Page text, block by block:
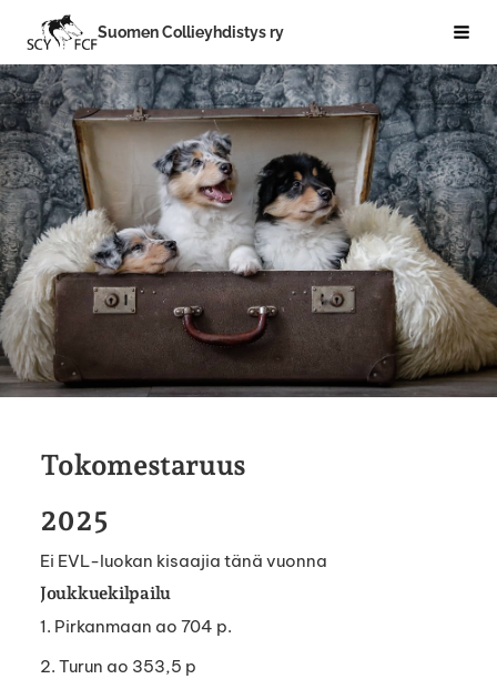
Siirry
sivun
sisältöön
Suomen Collieyhdistys ry
Tokomestaruus
2025
Ei EVL-luokan kisaajia tänä vuonna
Joukkuekilpailu
1. Pirkanmaan ao 704 p.
2. Turun ao 353,5 p